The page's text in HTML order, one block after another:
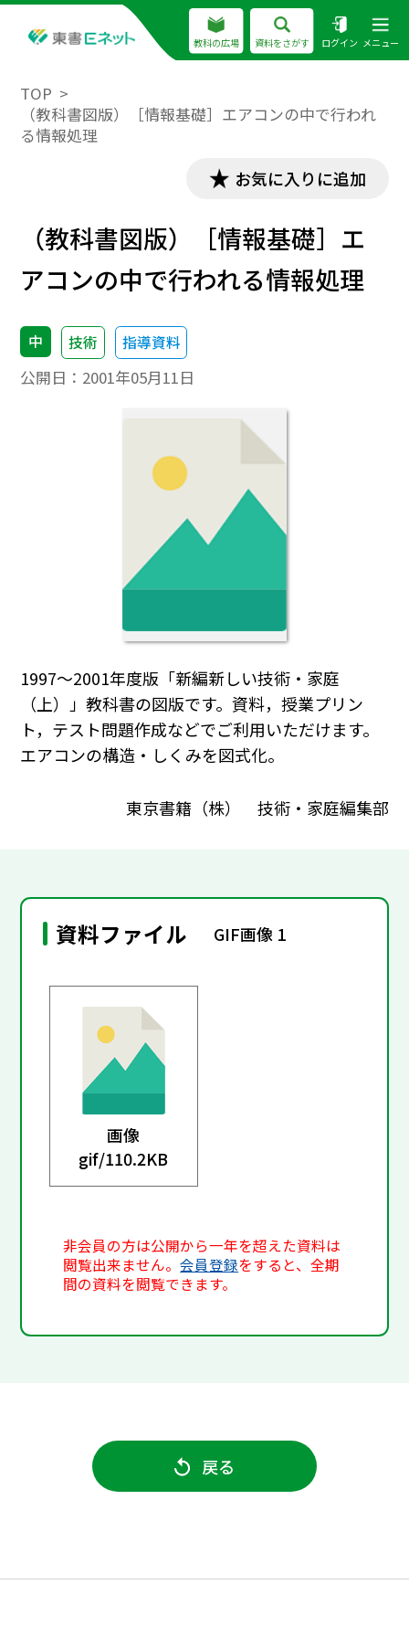
教科の広場 資料をさがす ログイン メニュー
TOP
（教科書図版）［情報基礎］エアコンの中で行われ
る情報処理
お気に入りに追加
（教科書図版）［情報基礎］エ
アコンの中で行われる情報処理
中 技術 指導資料
公開日： 2001年05月11日
1997～2001年度版「新編新しい技術・家庭
（上）」教科書の図版です。資料，授業プリン
ト，テスト問題作成などでご利用いただけます。
エアコンの構造・しくみを図式化。
東京書籍（株） 技術・家庭編集部
資料ファイル GIF画像 1
画像
gif/110.2KB
非会員の方は公開から一年を超えた資料は
閲覧出来ません。会員登録をすると、全期
間の資料を閲覧できます。
戻る